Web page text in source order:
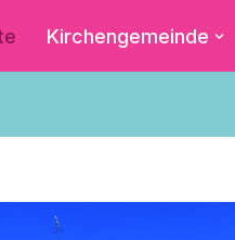
Kirchengemeinde